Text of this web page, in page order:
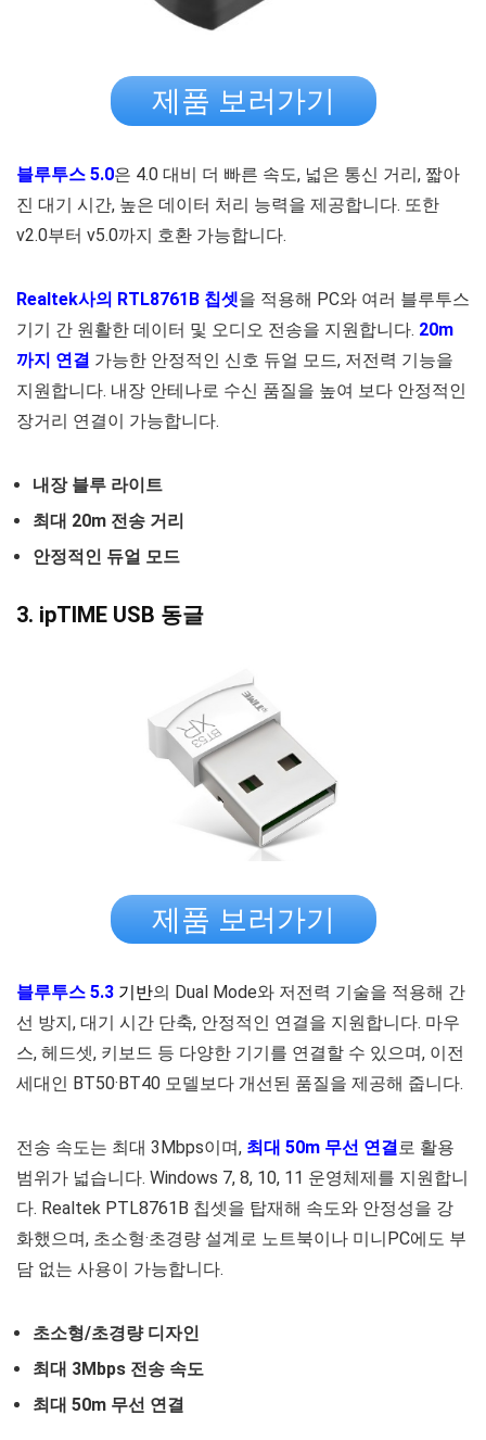
제품 보러가기
블루투스 5.0은 4.0 대비 더 빠른 속도, 넓은 통신 거리, 짧아
진 대기 시간, 높은 데이터 처리 능력을 제공합니다. 또한
v2.0부터 v5.0까지 호환 가능합니다.
Realtek사의 RTL8761B 칩셋을 적용해 PC와 여러 블루투스
기기 간 원활한 데이터 및 오디오 전송을 지원합니다. 20m
까지 연결 가능한 안정적인 신호 듀얼 모드, 저전력 기능을
지원합니다. 내장 안테나로 수신 품질을 높여 보다 안정적인
장거리 연결이 가능합니다.
내장 블루 라이트
최대 20m 전송 거리
안정적인 듀얼 모드
3. ipTIME USB 동글
제품 보러가기
블루투스 5.3 기반의 Dual Mode와 저전력 기술을 적용해 간
선 방지, 대기 시간 단축, 안정적인 연결을 지원합니다. 마우
스, 헤드셋, 키보드 등 다양한 기기를 연결할 수 있으며, 이전
세대인 BT50·BT40 모델보다 개선된 품질을 제공해 줍니다.
전송 속도는 최대 3Mbps이며, 최대 50m 무선 연결로 활용
범위가 넓습니다. Windows 7, 8, 10, 11 운영체제를 지원합니
다. Realtek PTL8761B 칩셋을 탑재해 속도와 안정성을 강
화했으며, 초소형·초경량 설계로 노트북이나 미니PC에도 부
담 없는 사용이 가능합니다.
초소형/초경량 디자인
최대 3Mbps 전송 속도
최대 50m 무선 연결